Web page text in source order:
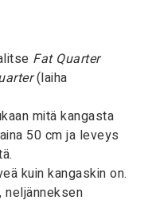
Fat Quarter
(laiha
mitä kangasta
50 cm ja leveys
kuin kangaskin on.
neljänneksen